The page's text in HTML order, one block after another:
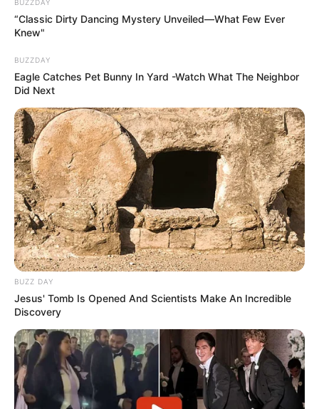
BUZZDAY
“Classic Dirty Dancing Mystery Unveiled—What Few Ever
Knew"
BUZZDAY
Eagle Catches Pet Bunny In Yard -Watch What The Neighbor
Did Next
BUZZ DAY
Jesus' Tomb Is Opened And Scientists Make An Incredible
Discovery